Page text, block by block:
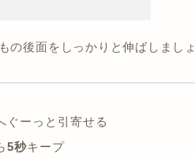
の後面をしっかりと伸ばしましょ
ぐーっと引寄せる
5秒キープ